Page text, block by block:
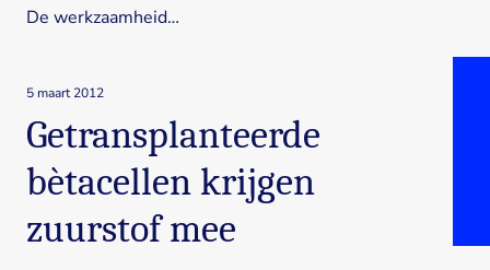
De werkzaamheid…
5 maart 2012
Getransplanteerde
bètacellen krijgen
zuurstof mee